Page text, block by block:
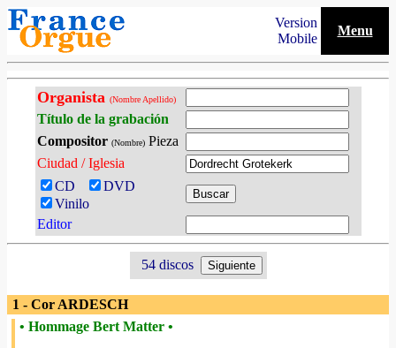
Version
Mobile
Menu
Organista (Nombre Apellido)
Título de la grabación
Compositor (Nombre)Pieza
Ciudad / Iglesia
CD
DVD
Vinilo
Editor
54 discos
1 - Cor ARDESCH
• Hommage Bert Matter •